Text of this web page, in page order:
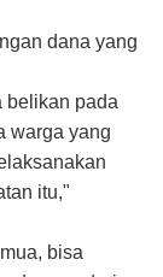
dana yang
belikan pada
warga yang
itu,"
bisa